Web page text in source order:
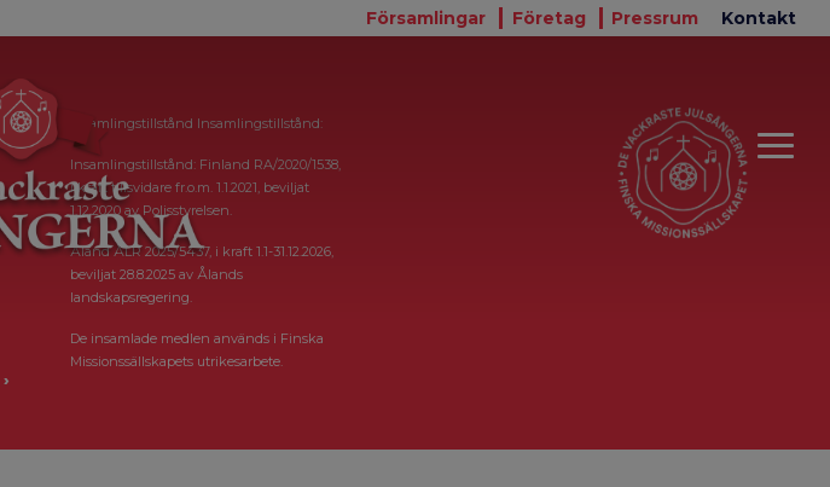
Församlingar Företag Pressrum Kontakt
Insamlingstillstånd Insamlingstillstånd:
Insamlingstillstånd: Finland RA/2020/1538,
i kraft tillsvidare fr.o.m. 1.1.2021, beviljat
1.12.2020 av Polisstyrelsen.
Åland ÅLR 2025/5437, i kraft 1.1-31.12.2026,
beviljat 28.8.2025 av Ålands
landskapsregering.
De insamlade medlen används i Finska
Missionssällskapets utrikesarbete.